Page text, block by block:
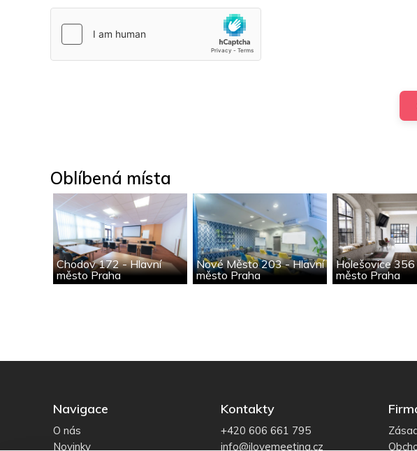
Oblíbená místa
Chodov 172 - Hlavní
město Praha
Nové Město 203 - Hlavní
město Praha
Holešovice
město Praha
Navigace
O nás
Novinky
Kontakty
+420 606 661 795
info@ilovemeeting.cz